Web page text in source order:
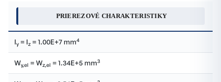
PRIEREZOVÉ CHARAKTERISTIKY
Iy= Iz = 1.00E+7 mm4
Wy,el = Wz,el = 1.34E+5 mm3